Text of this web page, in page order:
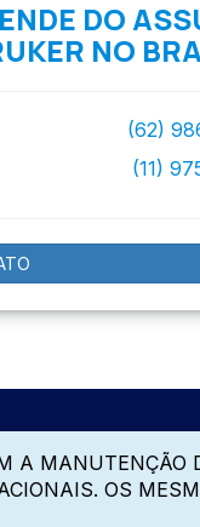
DO
NO
(62)
(11)
MANUTENÇÃO
OS